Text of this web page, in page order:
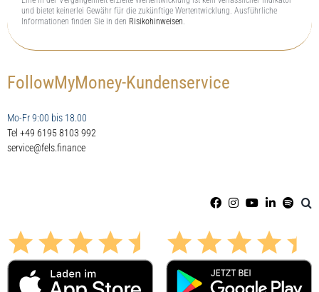
und bietet keinerlei Gewähr für die zukünftige Wertentwicklung. Ausführliche
Informationen finden Sie in den Risikohinweisen.
FollowMyMoney-Kundenservice
Mo-Fr 9:00 bis 18.00
Tel +49 6195 8103 992
service@fels.finance